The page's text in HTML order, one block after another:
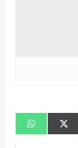
Compartir
en en